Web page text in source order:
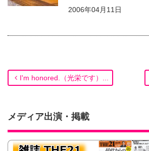
2006年04月11日
I'm honored.（光栄です）...
メディア出演・掲載